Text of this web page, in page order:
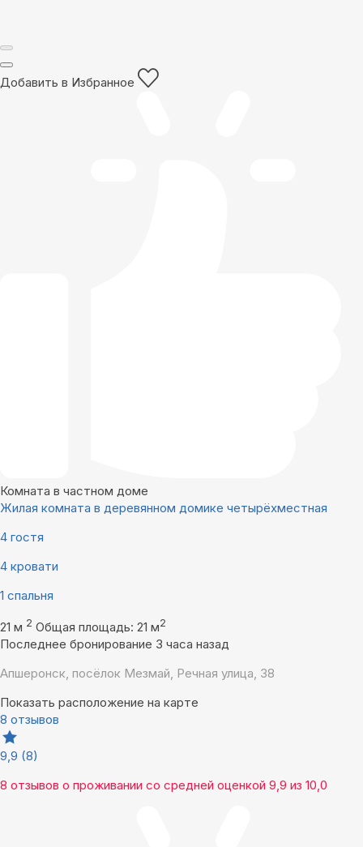
Добавить в Избранное
Комната в частном доме
Жилая комната в деревянном домике четырёхместная
4 гостя
4 кровати
1 спальня
21 м 2 Общая площадь: 21 м2
Последнее бронирование 3 часа назад
Апшеронск, посёлок Мезмай, Речная улица, 38
Показать расположение на карте
8 отзывов
9,9 (8)
8 отзывов о проживании со средней оценкой 9,9 из 10,0